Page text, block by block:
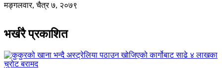
मङ्गलवार, चैत्र ७, २०७९
भर्खरै प्रकाशित